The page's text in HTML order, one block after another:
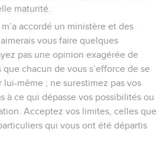
maturité.
accordé un ministère et des
vous faire quelques
pas une opinion exagérée de
chacun de vous s’efforce de se
même ; ne surestimez pas vos
à ce qui dépasse vos possibilités ou
Acceptez vos limites, celles que
qui vous ont été départis